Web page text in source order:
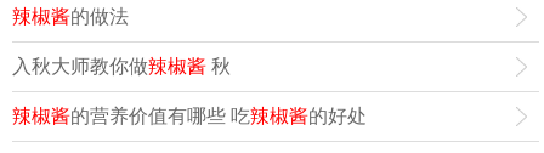
辣椒酱的做法
入秋大师教你做辣椒酱 秋
辣椒酱的营养价值有哪些 吃辣椒酱的好处